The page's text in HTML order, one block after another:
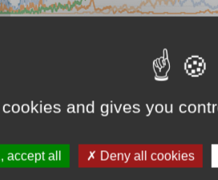
and gives you
accept all Deny all cookies